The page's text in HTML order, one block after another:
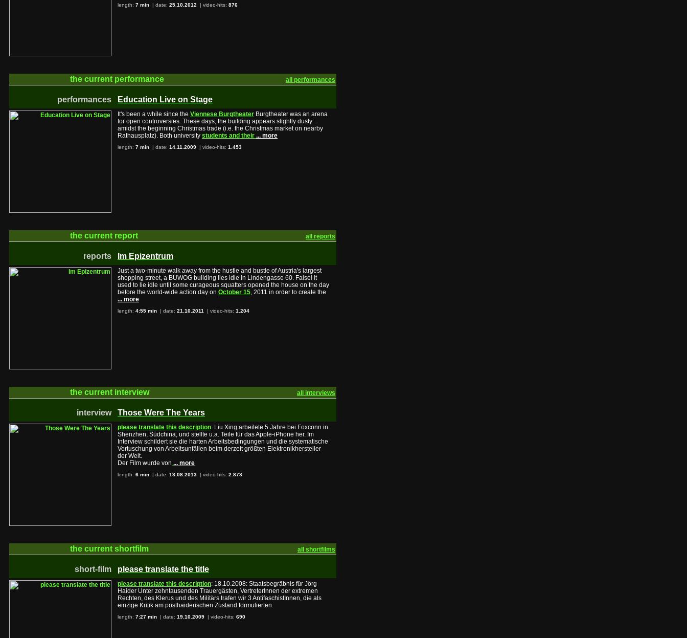
length: 7 min | date: 25.10.2012 | video-hits: 876
the current performance all performances
performances Education Live on Stage
It's been a while since the Viennese Burgtheater Burgtheater was an arena
for open controversies. These days, the building appears slightly dusty
amidst the beginning Christmas trade (i.e. the Christmas market on nearby
Rathausplatz). Both university students and their ... more
length: 7 min | date: 14.11.2009 | video-hits: 1.453
the current report all reports
reports Im Epizentrum
Just a two-minute walk away from the hustle and bustle of Austria's largest
shopping street, a BUWOG building lies idle in Lindengasse 60. False! It
used to lie idle until some curageous squatters opened the house on the day
before the world-wide action day on October 15, 2011 in order to create the
... more
length: 4:55 min | date: 21.10.2011 | video-hits: 1.204
the current interview all interviews
interview Those Were The Years
please translate this description: Liu Xing arbeitete 5 Jahre bei Foxconn in
Shenzhen, Südchina, und stellte u.a. Teile für das Apple-iPhone her. Im
Interview schildert sie die harten Arbeitsbedingungen und die systematische
Vertuschung von Arbeitsunfällen beim derzeit größten Elektronikhersteller
der Welt.
Der Film wurde von ... more
length: 6 min | date: 13.08.2013 | video-hits: 2.873
the current shortfilm all shortfilms
short-film please translate the title
please translate this description: 18.10.2008: Staatsbegräbnis für Jörg
Haider Unter zehntausenden Trauergästen, VertreterInnen der extremen
Rechten, des Klerus und des Militärs trafen wir 3 AntifaschistInnen, die als
einzige Kritik am posthaiderischen Zustand formulierten.
length: 7:27 min | date: 19.10.2009 | video-hits: 690